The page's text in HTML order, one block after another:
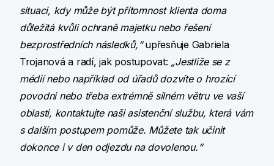
situaci, kdy může být přítomnost klienta doma
důležitá kvůli ochraně majetku nebo řešení
bezprostředních následků,“upřesňuje Gabriela
Trojanová a radí, jak postupovat: „Jestliže se z
médií nebo například od úřadů dozvíte o hrozící
povodni nebo třeba extrémně silném větru ve vaší
oblasti, kontaktujte naši asistenční službu, která vám
s dalším postupem pomůže. Můžete tak učinit
dokonce i v den odjezdu na dovolenou.“